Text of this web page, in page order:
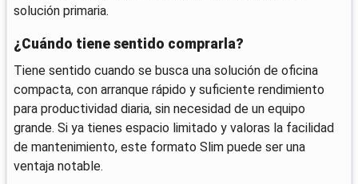
solución primaria.
¿Cuándo tiene sentido comprarla?
Tiene sentido cuando se busca una solución de oficina
compacta, con arranque rápido y suficiente rendimiento
para productividad diaria, sin necesidad de un equipo
grande. Si ya tienes espacio limitado y valoras la facilidad
de mantenimiento, este formato Slim puede ser una
ventaja notable.